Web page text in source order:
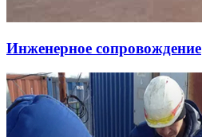
Инженерное сопровождение